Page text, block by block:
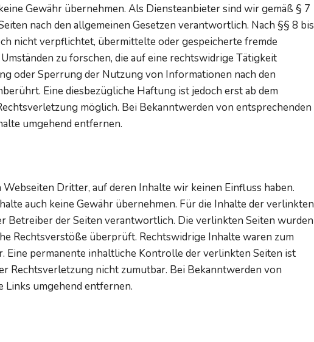
Gewähr übernehmen. Als Diensteanbieter sind wir gemäß § 7
nach den allgemeinen Gesetzen verantwortlich. Nach §§ 8 bis
nicht verpflichtet, übermittelte oder gespeicherte fremde
zu forschen, die auf eine rechtswidrige Tätigkeit
oder Sperrung der Nutzung von Informationen nach den
Eine diesbezügliche Haftung ist jedoch erst ab dem
möglich. Bei Bekanntwerden von entsprechenden
umgehend entfernen.
Dritter, auf deren Inhalte wir keinen Einfluss haben.
auch keine Gewähr übernehmen. Für die Inhalte der verlinkten
Betreiber der Seiten verantwortlich. Die verlinkten Seiten wurden
Rechtsverstöße überprüft. Rechtswidrige Inhalte waren zum
permanente inhaltliche Kontrolle der verlinkten Seiten ist
Rechtsverletzung nicht zumutbar. Bei Bekanntwerden von
umgehend entfernen.